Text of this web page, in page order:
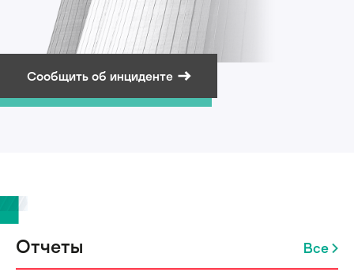
Сообщить об инциденте
Подписаться на рассылку
Отчеты Все